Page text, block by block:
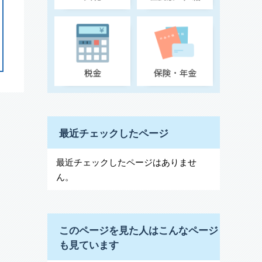
最近チェックしたページ
最近チェックしたページはありませ
ん。
このページを見た人はこんなページ
も見ています